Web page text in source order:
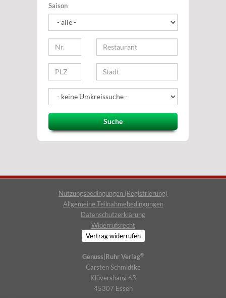
Saison
Suche
Nutzungsbedingungen (Registrierung)
Allgemeine Teilnahmebedingungen
Datenschutzerklärung
Widerrufsrecht
Vertrag widerrufen
Genuss|Ruhr Verlag®
Carsten Schmidtke
Klüvershang 63
45307 Essen